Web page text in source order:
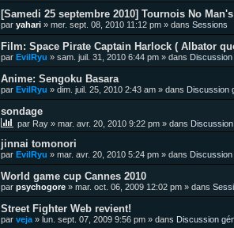
[Samedi 25 septembre 2010] Tournois No
par yahari » mer. sept. 08, 2010 11:12 pm » dans Sessions
Film: Space Pirate Captain Harlock ( Albator
par EvilRyu » sam. juil. 31, 2010 6:44 pm » dans
Anime: Sengoku Basara
par EvilRyu » dim. juil. 25, 2010 2:43 am » dans Discussion
sondage
par Ray » mar. avr. 20, 2010 9:22 pm » dans
jinnai tomonori
par EvilRyu » mar. avr. 20, 2010 5:24 pm » dans
World game cup Cannes 2010
par psychogore » mar. oct. 06, 2009 12:02 pm » dans
Street Fighter Web revient!
par veja » lun. sept. 07, 2009 9:56 pm » dans Discussion